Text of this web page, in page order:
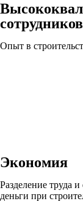
сотрудников
Опыт в
Экономия
Разделение труда
деньги при